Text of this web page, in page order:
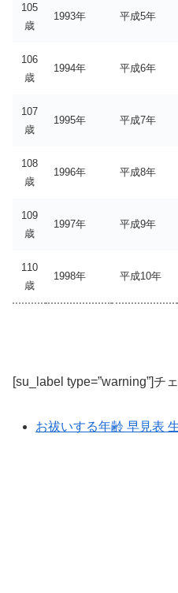
105
歳
1993年 平成5年
106
歳
1994年 平成6年
107
歳
1995年 平成7年
108
歳
1996年 平成8年
109
歳
1997年 平成9年
110
歳
1998年 平成10年
[su_label type=”warning”]チ
お祓いする年齢 早見表